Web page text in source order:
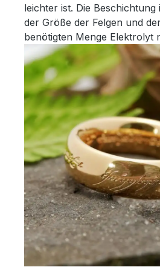
leichter ist. Die Beschichtung
der Größe der Felgen und
benötigten Menge Elektrolyt